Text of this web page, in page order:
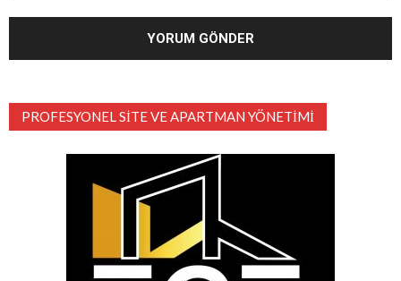
PROFESYONEL SITE VE APARTMAN YÖNETIMI